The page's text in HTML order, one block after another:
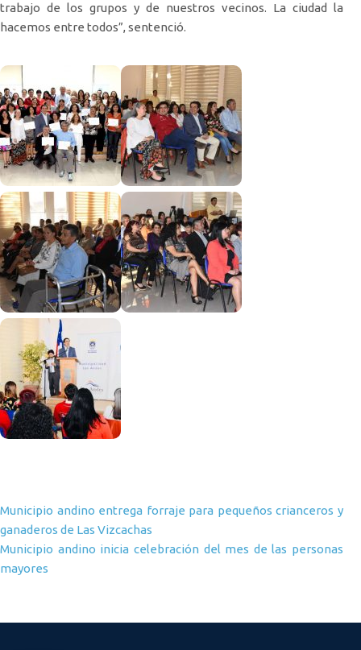
trabajo de los grupos y de nuestros vecinos. La ciudad la
hacemos entre todos”, sentenció.
Navegación de entradas
Municipio andino entrega forraje para pequeños crianceros y
ganaderos de Las Vizcachas
Municipio andino inicia celebración del mes de las personas
mayores